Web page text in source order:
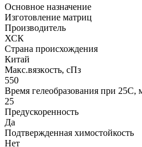
Основное назначение
Изготовление матриц
Производитель
ХСК
Страна происхождения
Китай
Макс.вязкoсть, сПз
550
Время гелеобразования при 25С,
25
Предускоренность
Да
Подтвержденная химостойкость
Нет